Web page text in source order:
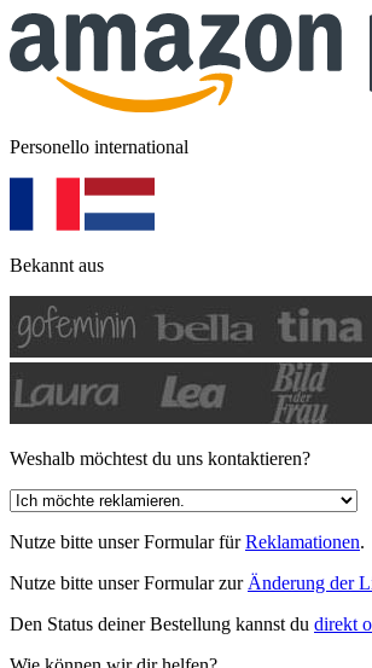
Personello international
Bekannt aus
Weshalb möchtest du uns kontaktieren?
Nutze bitte unser Formular fürReklamationen.
Nutze bitte unser Formular zurÄnderung der
Den Status deiner Bestellung kannst du direkt